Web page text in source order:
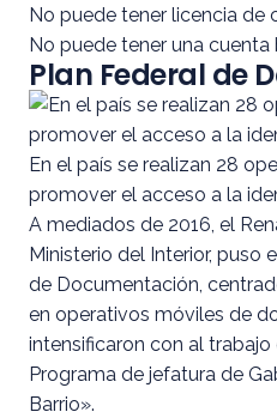
No puede tener licencia de
No puede tener una cuenta
Plan Federal de
En el país se realizan 28
promover el acceso a la
A mediados de 2016, el
Ministerio del Interior, puso
de Documentación,
en operativos móviles de
intensificaron con al
Programa de jefatura de
Barrio».